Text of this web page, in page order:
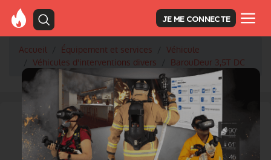
JE ME CONNECTE
Accueil Équipement et services
Véhicule
Véhicules d'interventions divers
BarouDeur 3,5T DC